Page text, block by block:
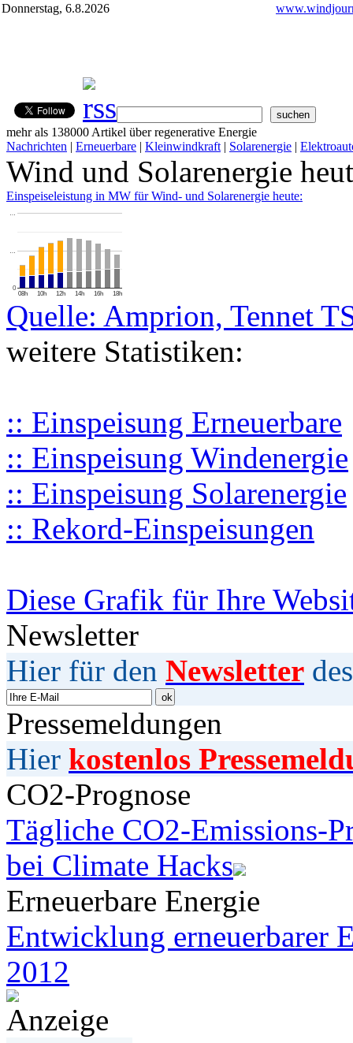
Donnerstag, 6.8.2026
mehr als 138000 Artikel über regenerative Energie
Nachrichten | Erneuerbare | Kleinwindkraft | Solarenergie |
Wind und Solarenergie
Einspeiseleistung in MW für Wind- und Solarenergie heute:
08h 10h 12h 14h 16h 18h
0
…
…
Quelle: Amprion, Tennet
weitere Statistiken:
:: Einspeisung Erneuerbare
:: Einspeisung Windenergie
:: Einspeisung Solarenergie
:: Rekord-Einspeisungen
Diese Grafik für Ihre
Newsletter
Hier für den Newsletter
Pressemeldungen
Hier kostenlos
CO2-Prognose
Tägliche CO2-Emissions-
bei Climate Hacks
Erneuerbare Energie
Entwicklung erneuerbarer
2012
Anzeige